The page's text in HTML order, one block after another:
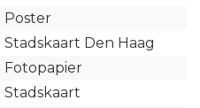
Poster
Stadskaart Den Haag
Fotopapier
Stadskaart